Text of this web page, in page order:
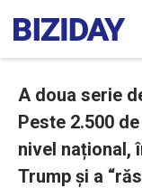
A doua serie
Peste 2.500
nivel național,
Trump și a